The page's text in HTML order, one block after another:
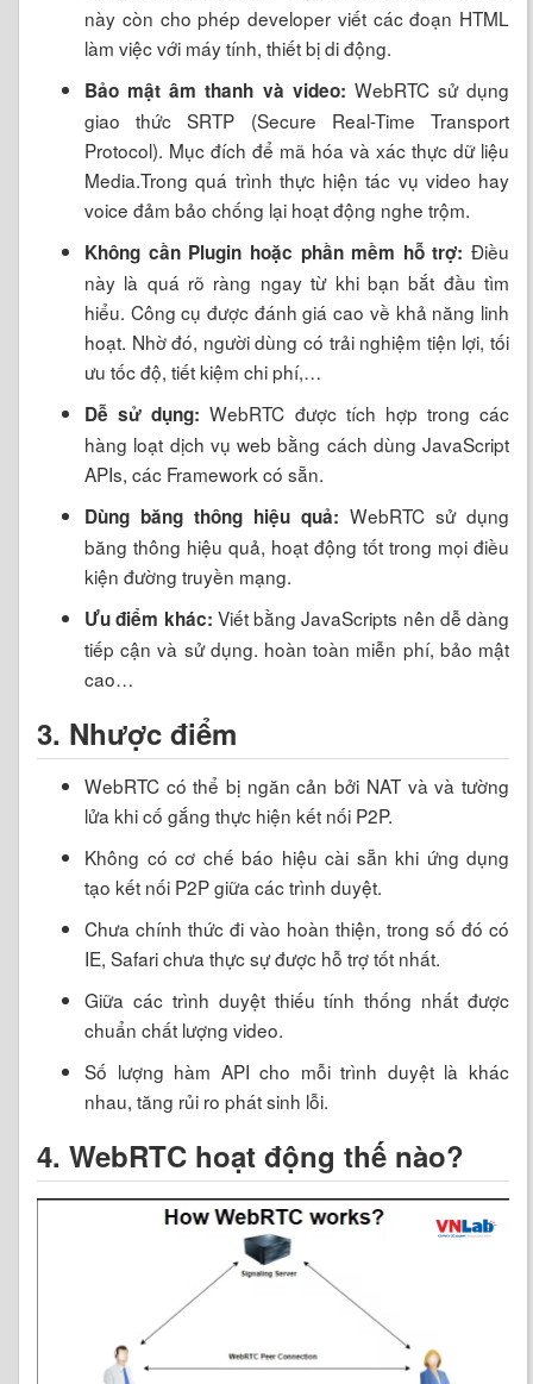
này còn cho phép developer viết các đoạn HTML
làm việc với máy tính, thiết bị di động.
Bảo mật âm thanh và video: WebRTC sử dụng
giao thức SRTP (Secure Real-Time Transport
Protocol). Mục đích để mã hóa và xác thực dữ liệu
Media.Trong quá trình thực hiện tác vụ video hay
voice đảm bảo chống lại hoạt động nghe trộm.
Không cần Plugin hoặc phần mềm hỗ trợ: Điều
này là quá rõ ràng ngay từ khi bạn bắt đầu tìm
hiểu. Công cụ được đánh giá cao về khả năng linh
hoạt. Nhờ đó, người dùng có trải nghiệm tiện lợi, tối
ưu tốc độ, tiết kiệm chi phí,…
Dễ sử dụng: WebRTC được tích hợp trong các
hàng loạt dịch vụ web bằng cách dùng JavaScript
APIs, các Framework có sẵn.
Dùng băng thông hiệu quả: WebRTC sử dụng
băng thông hiệu quả, hoạt động tốt trong mọi điều
kiện đường truyền mạng.
Ưu điểm khác: Viết bằng JavaScripts nên dễ dàng
tiếp cận và sử dụng. hoàn toàn miễn phí, bảo mật
cao…
3. Nhược điểm
WebRTC có thể bị ngăn cản bởi NAT và và tường
lửa khi cố gắng thực hiện kết nối P2P.
Không có cơ chế báo hiệu cài sẵn khi ứng dụng
tạo kết nối P2P giữa các trình duyệt.
Chưa chính thức đi vào hoàn thiện, trong số đó có
IE, Safari chưa thực sự được hỗ trợ tốt nhất.
Giữa các trình duyệt thiếu tính thống nhất được
chuẩn chất lượng video.
Số lượng hàm API cho mỗi trình duyệt là khác
nhau, tăng rủi ro phát sinh lỗi.
4. WebRTC hoạt động thế nào?